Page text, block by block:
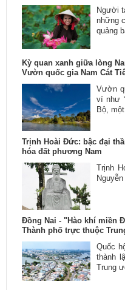
Người
những
quảng
Kỳ quan xanh giữa lòng
Vườn quốc gia Nam Cát
Vườn
ví như
Bộ,
Trịnh Hoài Đức: bậc đại
hóa đất phương Nam
Trịnh
Nguyễn
Đồng Nai - "Hào khí miền
Thành phố trực thuộc
Quốc
thành
Trung